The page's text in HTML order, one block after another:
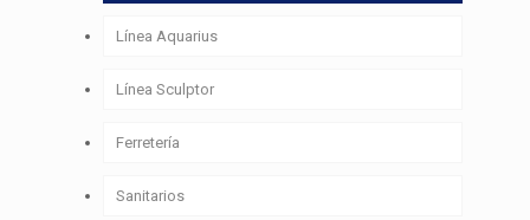
Línea Aquarius
Línea Sculptor
Ferretería
Sanitarios